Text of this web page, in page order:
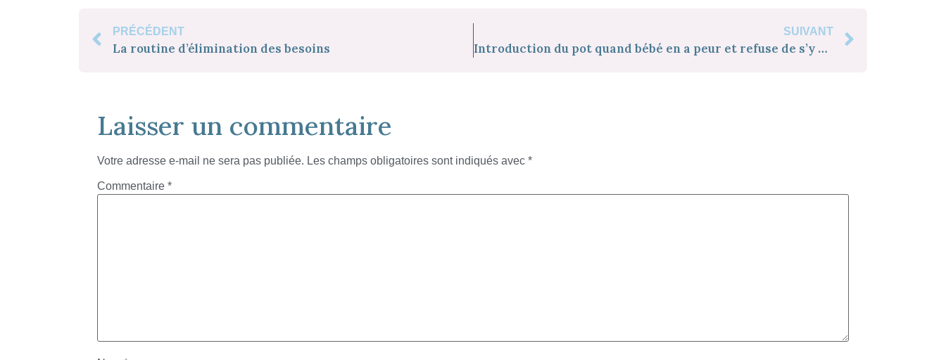
PRÉCÉDENT
La routine d’élimination des besoins
SUIVANT
Introduction du pot quand bébé en a peur et refuse de s’y asseoir
Laisser un commentaire
Votre adresse e-mail ne sera pas publiée. Les champs obligatoires sont indiqués avec *
Commentaire *